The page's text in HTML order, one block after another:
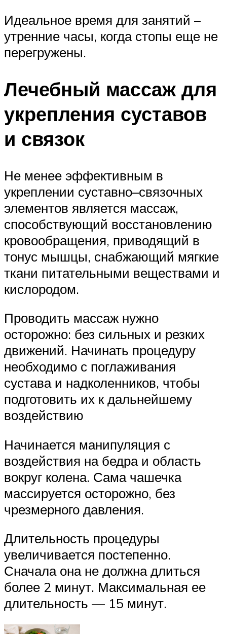
Идеальное время для занятий –
утренние часы, когда стопы еще не
перегружены.
Лечебный массаж для
укрепления суставов
и связок
Не менее эффективным в
укреплении суставно–связочных
элементов является массаж,
способствующий восстановлению
кровообращения, приводящий в
тонус мышцы, снабжающий мягкие
ткани питательными веществами и
кислородом.
Проводить массаж нужно
осторожно: без сильных и резких
движений. Начинать процедуру
необходимо с поглаживания
сустава и надколенников, чтобы
подготовить их к дальнейшему
воздействию
Начинается манипуляция с
воздействия на бедра и область
вокруг колена. Сама чашечка
массируется осторожно, без
чрезмерного давления.
Длительность процедуры
увеличивается постепенно.
Сначала она не должна длиться
более 2 минут. Максимальная ее
длительность — 15 минут.